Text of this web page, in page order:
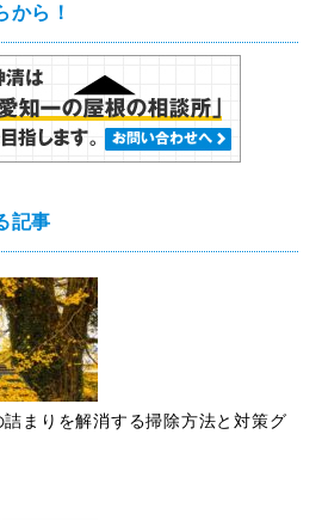
から！
記事
まりを解消する掃除方法と対策グ